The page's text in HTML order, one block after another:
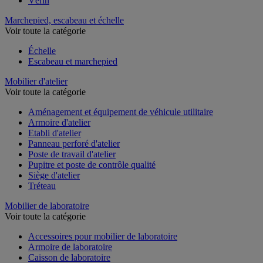
Marchepied, escabeau et échelle
Voir toute la catégorie
Échelle
Escabeau et marchepied
Mobilier d'atelier
Voir toute la catégorie
Aménagement et équipement de véhicule utilitaire
Armoire d'atelier
Etabli d'atelier
Panneau perforé d'atelier
Poste de travail d'atelier
Pupitre et poste de contrôle qualité
Siège d'atelier
Tréteau
Mobilier de laboratoire
Voir toute la catégorie
Accessoires pour mobilier de laboratoire
Armoire de laboratoire
Caisson de laboratoire